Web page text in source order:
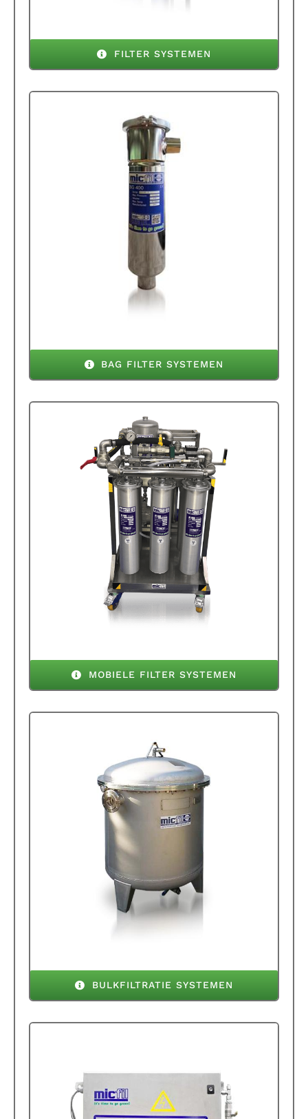
FILTER SYSTEMEN
BAG FILTER SYSTEMEN
MOBIELE FILTER SYSTEMEN
BULKFILTRATIE SYSTEMEN